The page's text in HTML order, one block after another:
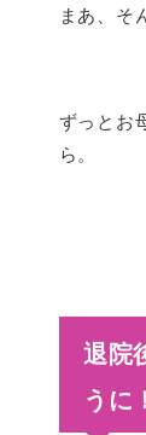
まあ、そ
ずっとお
ら。
退院
うに！